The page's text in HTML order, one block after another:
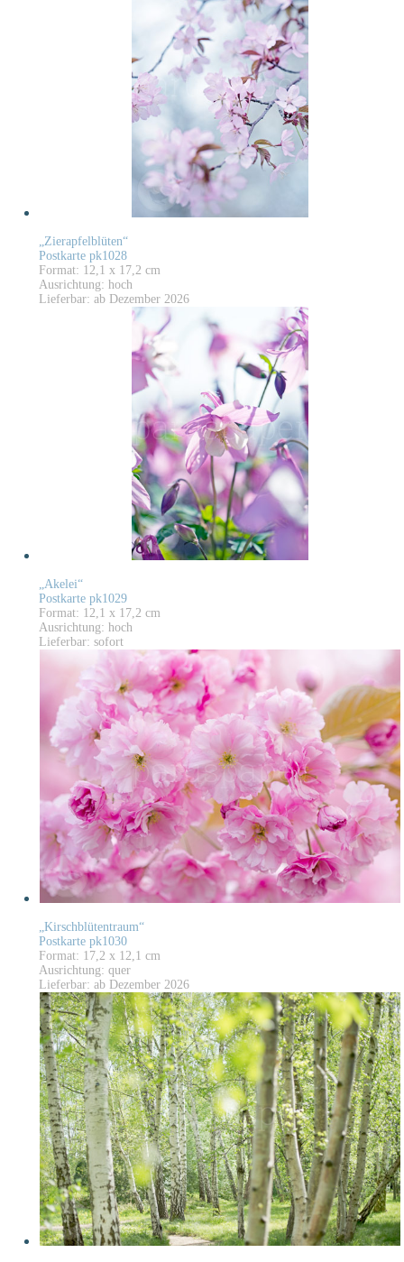
„Zierapfelblüten“
Postkarte pk1028
Format: 12,1 x 17,2 cm
Ausrichtung: hoch
Lieferbar: ab Dezember 2026
„Akelei“
Postkarte pk1029
Format: 12,1 x 17,2 cm
Ausrichtung: hoch
Lieferbar: sofort
„Kirschblütentraum“
Postkarte pk1030
Format: 17,2 x 12,1 cm
Ausrichtung: quer
Lieferbar: ab Dezember 2026